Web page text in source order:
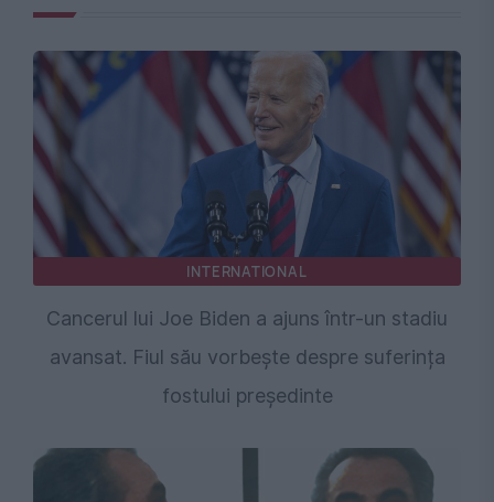
INTERNATIONAL
Cancerul lui Joe Biden a ajuns într-un stadiu
avansat. Fiul său vorbește despre suferința
fostului președinte